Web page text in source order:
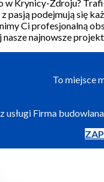
w Krynicy-Zdroju?
pasją podejmują się
Ci profesjonalną
nasze najnowsze
To miejsce
usługi Firma